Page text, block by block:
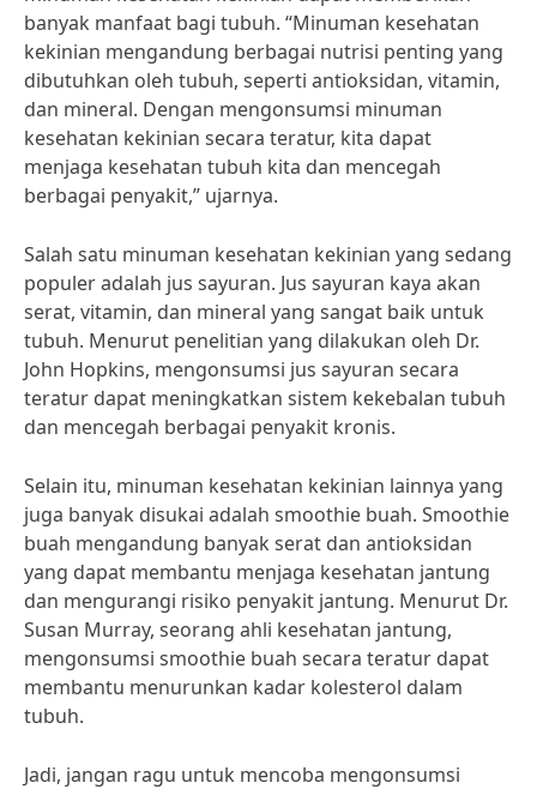
banyak manfaat bagi tubuh. “Minuman kesehatan
kekinian mengandung berbagai nutrisi penting yang
dibutuhkan oleh tubuh, seperti antioksidan, vitamin,
dan mineral. Dengan mengonsumsi minuman
kesehatan kekinian secara teratur, kita dapat
menjaga kesehatan tubuh kita dan mencegah
berbagai penyakit,” ujarnya.
Salah satu minuman kesehatan kekinian yang sedang
populer adalah jus sayuran. Jus sayuran kaya akan
serat, vitamin, dan mineral yang sangat baik untuk
tubuh. Menurut penelitian yang dilakukan oleh Dr.
John Hopkins, mengonsumsi jus sayuran secara
teratur dapat meningkatkan sistem kekebalan tubuh
dan mencegah berbagai penyakit kronis.
Selain itu, minuman kesehatan kekinian lainnya yang
juga banyak disukai adalah smoothie buah. Smoothie
buah mengandung banyak serat dan antioksidan
yang dapat membantu menjaga kesehatan jantung
dan mengurangi risiko penyakit jantung. Menurut Dr.
Susan Murray, seorang ahli kesehatan jantung,
mengonsumsi smoothie buah secara teratur dapat
membantu menurunkan kadar kolesterol dalam
tubuh.
Jadi, jangan ragu untuk mencoba mengonsumsi